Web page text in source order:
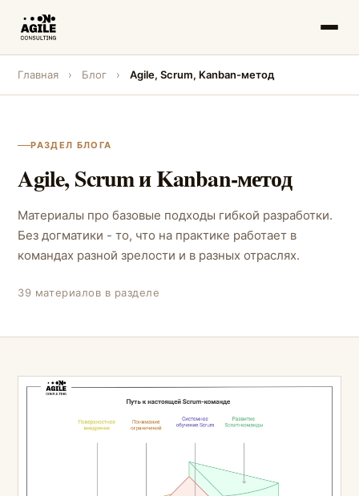
Главная › Блог › Agile, Scrum, Kanban-метод
РАЗДЕЛ БЛОГА
Agile, Scrum и Kanban-метод
Материалы про базовые подходы гибкой разработки.
Без догматики - то, что на практике работает в
командах разной зрелости и в разных отраслях.
39 материалов в разделе